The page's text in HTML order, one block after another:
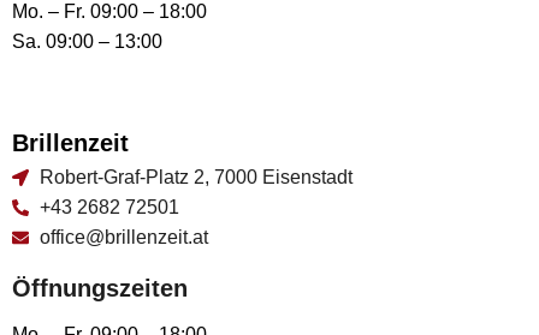
Mo. – Fr. 09:00 – 18:00
Sa. 09:00 – 13:00
Brillenzeit
Robert-Graf-Platz 2, 7000 Eisenstadt
+43 2682 72501
office@brillenzeit.at
Öffnungszeiten